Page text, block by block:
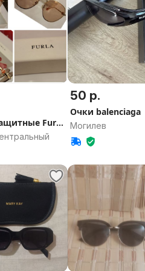
Furla
50 р.
Очки balenciaga
Могилев